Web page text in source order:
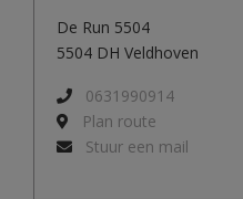
De Run 5504
5504 DH Veldhoven
0631990914
Plan route
Stuur een mail